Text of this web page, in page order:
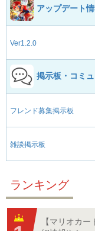
アップデート
Ver1.2.0
掲示板・コミ
フレンド募集掲示板
雑談掲示板
ランキング
【マリオカ